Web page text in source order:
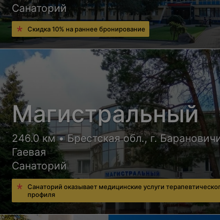
Санаторий
Скидка 10% на раннее бронирование
Магистральный
246.0 км • Брестская обл., г.
Гаевая
Санаторий
Санаторий оказывает медицинские услуги
профиля